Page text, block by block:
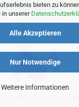
bieten zu
in unserer
Alle Akzeptieren
Nur Notwendige
Weitere Informationen
IN DEN WARENKORB